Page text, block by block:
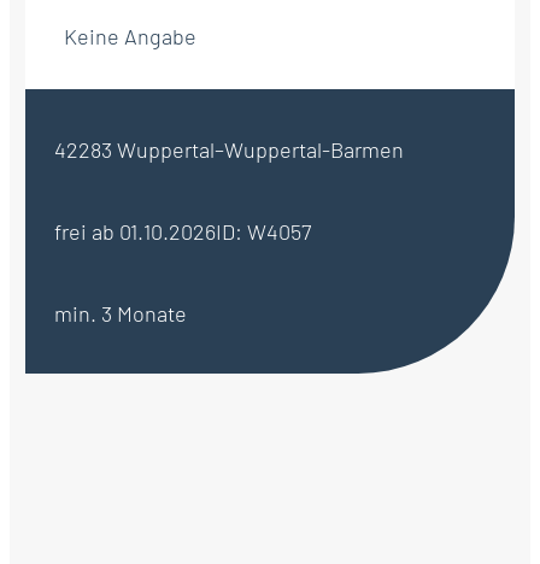
Keine Angabe
42283 Wuppertal–Wuppertal-Barmen
frei ab 01.10.2026ID: W4057
min. 3 Monate